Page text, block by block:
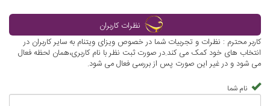
نظرات کاربران
کاربر محترم : نظرات و تجربیات شما در خصوص ویزای ویتنام به سایر کاربران در
انتخاب های خود کمک می کند.در صورت ثبت نظر با نام کاربری،همان لحظه فعال
می شود و در غیر این صورت پس از بررسی فعال می شود.
نام شما